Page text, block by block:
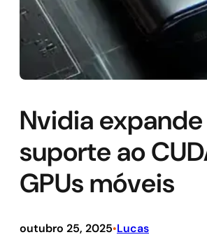
Nvidia expande
suporte ao
GPUs móveis
outubro 25, 2025•Lucas